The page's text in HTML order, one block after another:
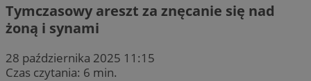
Tymczasowy areszt za znęcanie się nad
żoną i synami
28 października 2025 11:15
Czas czytania: 6 min.